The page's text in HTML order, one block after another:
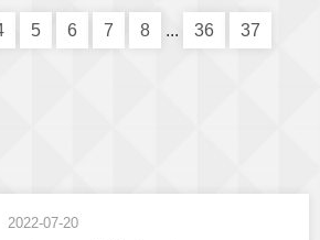
営業してますよ！ 今日の出勤はあやめさ
ん、ちあきさん、ひかるさんです！ それ
では本日も皆様のご来店お待ちしており
5 6 7 8 ... 36 37
2022-07-20